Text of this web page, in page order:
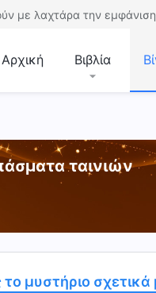
με λαχτάρα την
Αρχική Βιβλία
ταινιών
μυστήριο σχετικά